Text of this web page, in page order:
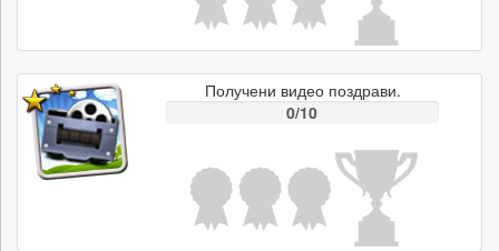
Получени видео поздрави.
0/10